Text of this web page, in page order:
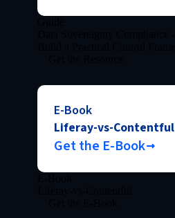
E-Book
Liferay-vs-Contentful
Get the E-Book